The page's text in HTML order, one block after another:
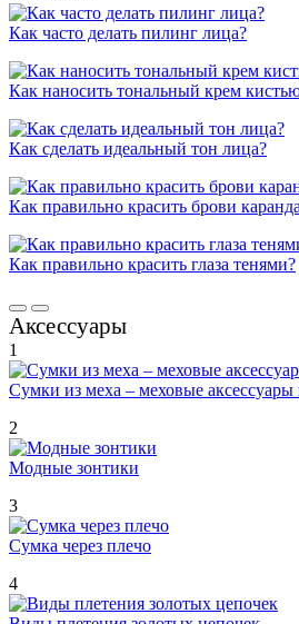
Как часто делать пилинг лица?
Как наносить тональный крем
Как сделать идеальный тон лица?
Как правильно красить брови
Как правильно красить глаза тенями?
Аксессуары
1
Сумки из меха – меховые
2
Модные зонтики
3
Сумка через плечо
4